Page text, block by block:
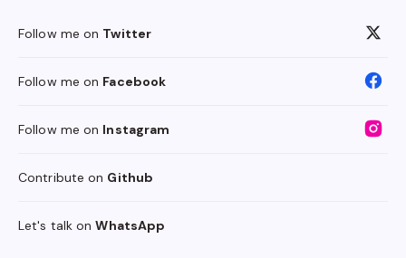
Follow me on Twitter
Follow me on Facebook
Follow me on Instagram
Contribute on Github
Let's talk onWhatsApp